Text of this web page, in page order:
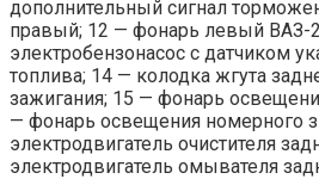
дополнительный сигнал
правый; 12 — фонарь левый ВАЗ-
электробензонасос с датчиком
топлива; 14 — колодка жгута
зажигания; 15 — фонарь
— фонарь освещения номерного
электродвигатель очистителя
электродвигатель омывателя